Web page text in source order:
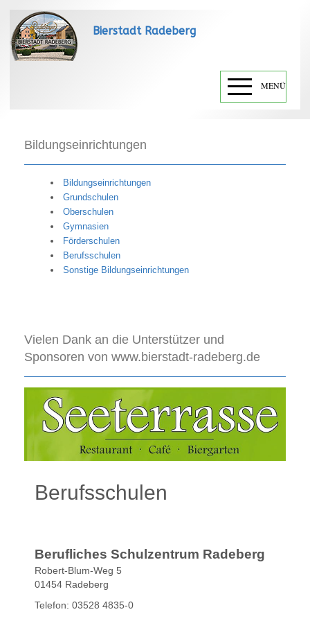
Bierstadt Radeberg
MENÜ
Bildungseinrichtungen
Bildungseinrichtungen
Grundschulen
Oberschulen
Gymnasien
Förderschulen
Berufsschulen
Sonstige Bildungseinrichtungen
Vielen Dank an die Unterstützer und
Sponsoren von www.bierstadt-radeberg.de
Berufsschulen
Berufliches Schulzentrum Radeberg
Robert-Blum-Weg 5
01454 Radeberg
Telefon: 03528 4835-0